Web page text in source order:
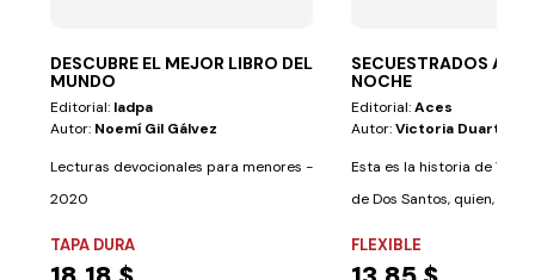
DESCUBRE EL MEJOR LIBRO DEL
MUNDO
Editorial: Iadpa
Autor: Noemí Gil Gálvez
Lecturas devocionales para menores -
2020
TAPA DURA
SECUESTRADOS A
NOCHE
Editorial:Aces
Autor:Victoria Duarte
Esta es la historia de
de Dos Santos, quien,
FLEXIBLE